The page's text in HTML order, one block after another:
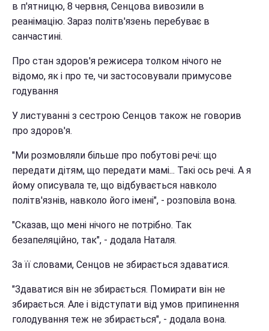
в п'ятницю, 8 червня, Сенцова вивозили в
реанімацію. Зараз політв'язень перебуває в
санчастині.
Про стан здоров'я режисера толком нічого не
відомо, як і про те, чи застосовували примусове
годування
У листуванні з сестрою Сенцов також не говорив
про здоров'я.
"Ми розмовляли більше про побутові речі: що
передати дітям, що передати мамі... Такі ось речі. А я
йому описувала те, що відбувається навколо
політв'язнів, навколо його імені", - розповіла вона.
"Сказав, що мені нічого не потрібно. Так
безапеляційно, так", - додала Наталя.
За її словами, Сенцов не збирається здаватися.
"Здаватися він не збирається. Помирати він не
збирається. Але і відступати від умов припинення
голодування теж не збирається", - додала вона.